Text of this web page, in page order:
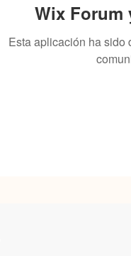
Wix Forum
Esta aplicación ha sido